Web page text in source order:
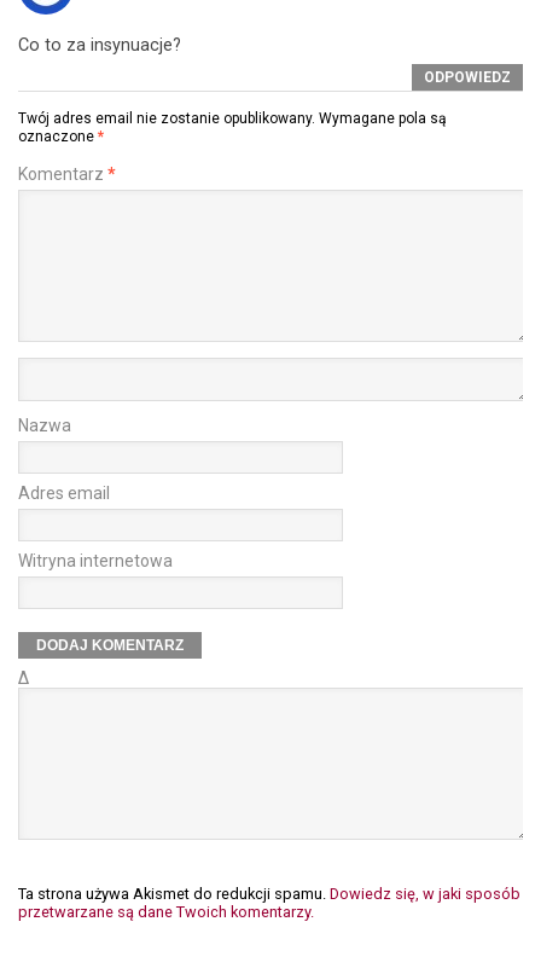
Co to za insynuacje?
ODPOWIEDZ
Twój adres email nie zostanie opublikowany. Wymagane pola są
oznaczone *
Komentarz *
Nazwa
Adres email
Witryna internetowa
Δ
Ta strona używa Akismet do redukcji spamu. Dowiedz się, w jaki sposób
przetwarzane są dane Twoich komentarzy.